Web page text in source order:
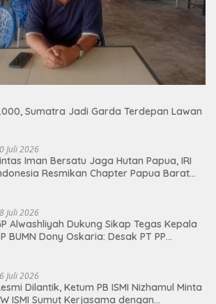
Sumatra Jadi Garda Terdepan Lawan
Juli 2026
Iman Bersatu Jaga Hutan Papua, IRI
Resmikan Chapter Papua Barat
Juli 2026
Alwashliyah Dukung Sikap Tegas Kepala
BUMN Dony Oskaria: Desak PT PP
Juli 2026
Dilantik, Ketum PB ISMI Nizhamul Minta
ISMI Sumut Kerjasama dengan